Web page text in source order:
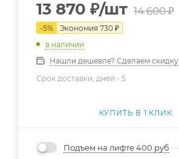
13 870 ₽/шт 14 600₽
-5% Экономия 730 ₽
в наличии
Нашли дешевле? Сделаем скидку
Срок доставки, дней - 5
КУПИТЬ В 1 КЛИК
Подъем на лифте 400 руб